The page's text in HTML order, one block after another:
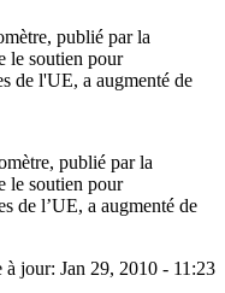
publié par la
le soutien pour
de l'UE, a augmenté de
publié par la
le soutien pour
de l’UE, a augmenté de
à jour: Jan 29, 2010 - 11:23